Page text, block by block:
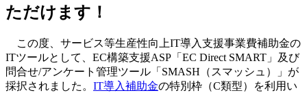
ただけます！
この度、サービス等生産性向上IT導入支援事業費補助金の
ITツールとして、EC構築支援ASP「EC Direct SMART」及び
問合せ/アンケート管理ツール「SMASH（スマッシュ）」が
採択されました。 IT導入補助金の特別枠（C類型）を利用い